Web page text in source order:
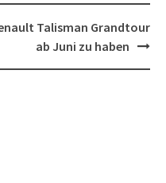
Talisman Grandtour
ab Juni zu haben